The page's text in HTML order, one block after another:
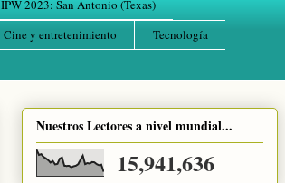
IPW 2023: San Antonio (Texas)
Cine y entretenimiento
Tecnología
Nuestros Lectores a nivel mundial...
15,941,636